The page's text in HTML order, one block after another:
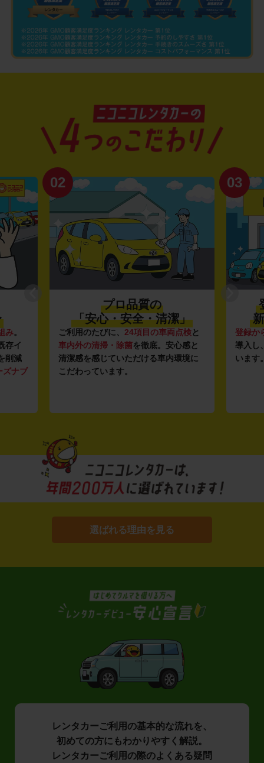
み。
存イ
削減
ズナブ
02
プロ品質の
「安心・安全・清潔」
ご利用のたびに、 24項目の車両点検と
車内外の清掃・除菌を徹底。安心感と
清潔感を感じていただける車内環境に
こだわっています。
03
登録か
導入し
います
選ばれる理由を見る
レンタカーご利用の基本的な流れを、
初めての方にもわかりやすく解説。
レンタカーご利用の際のよくある疑問